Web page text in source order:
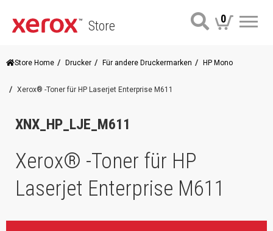
Store 0
Store Home Drucker Für andere Druckermarken HP Mono
Xerox® -Toner für HP Laserjet Enterprise M611
XNX_HP_LJE_M611
Xerox® -Toner für HP
Laserjet Enterprise M611